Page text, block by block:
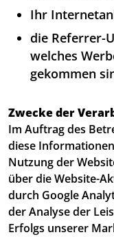
Ihr
die Referrer-
welches
gekommen
Zwecke der
Im Auftrag des
diese
Nutzung der
über die Website-
durch Google
der Analyse der
Erfolgs unserer